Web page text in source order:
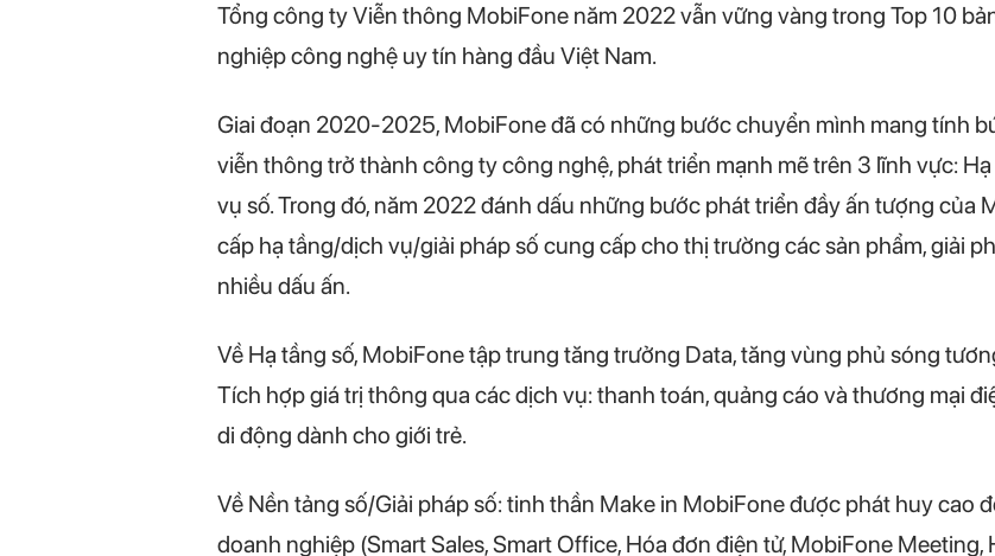
Tổng công ty Viễn thông MobiFone năm 2022 vẫn vững vàng trong Top 10
nghiệp công nghệ uy tín hàng đầu Việt Nam.
Giai đoạn 2020-2025, MobiFone đã có những bước chuyển mình mang tính
viễn thông trở thành công ty công nghệ, phát triển mạnh mẽ trên 3 lĩnh vực:
vụ số. Trong đó, năm 2022 đánh dấu những bước phát triển đầy ấn tượng của
cấp hạ tầng/dịch vụ/giải pháp số cung cấp cho thị trường các sản phẩm, giải
nhiều dấu ấn.
Về Hạ tầng số, MobiFone tập trung tăng trưởng Data, tăng vùng phủ sóng
Tích hợp giá trị thông qua các dịch vụ: thanh toán, quảng cáo và thương mại
di động dành cho giới trẻ.
Về Nền tảng số/Giải pháp số: tinh thần Make in MobiFone được phát huy cao
doanh nghiệp (Smart Sales, Smart Office, Hóa đơn điện tử, MobiFone